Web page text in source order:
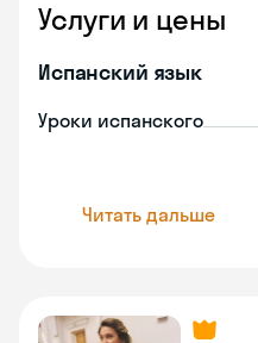
Услуги и цены
Испанский язык
Уроки испанского
Читать дальше